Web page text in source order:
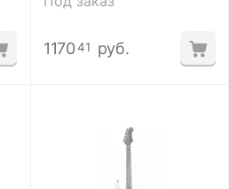
1170 41 руб.